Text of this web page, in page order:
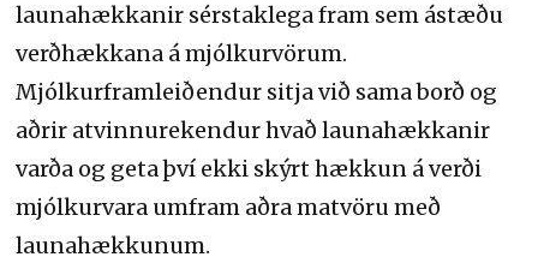
launahækkanir sérstaklega fram sem ástæðu
verðhækkana á mjólkurvörum.
Mjólkurframleiðendur sitja við sama borð og
aðrir atvinnurekendur hvað launahækkanir
varða og geta því ekki skýrt hækkun á verði
mjólkurvara umfram aðra matvöru með
launahækkunum.